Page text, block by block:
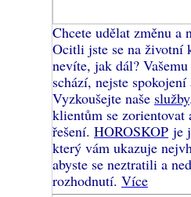
Chcete udělat změnu a
Ocitli jste se na životní
nevíte, jak dál?
schází, nejste
Vyzkoušejte naše služby
klientům se zorientovat
řešení. HOROSKOP je
který vám ukazuje
abyste se neztratili a
rozhodnutí. Více